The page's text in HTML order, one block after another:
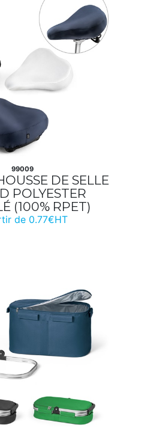
99009
DE SELLE
POLYESTER
(100% RPET)
de 0.77€HT